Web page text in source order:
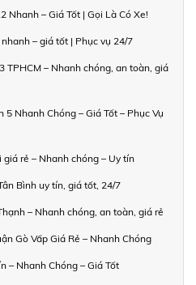
Nhanh – Giá Tốt | Gọi Là Có Xe!
– giá tốt | Phục vụ 24/7
TPHCM – Nhanh chóng, an toàn, giá
5 Nhanh Chóng – Giá Tốt – Phục Vụ
rẻ – Nhanh chóng – Uy tín
Bình uy tín, giá tốt, 24/7
– Nhanh chóng, an toàn, giá rẻ
Gò Vấp Giá Rẻ – Nhanh Chóng
– Nhanh Chóng – Giá Tốt